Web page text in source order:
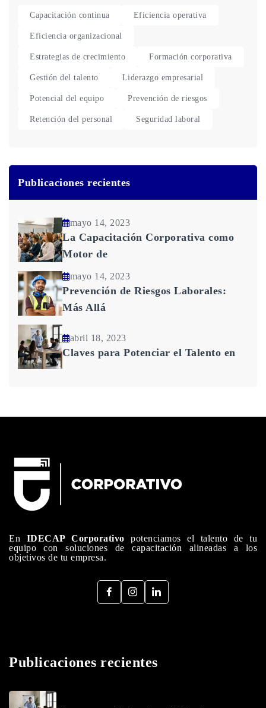
Capacitación continua Eficiencia operativa
Eficiencia organizacional
Estrategias de crecimiento Formación corporativa
Gestión del talento Liderazgo empresarial
Potencial del equipo Prevención de riesgos
Retención del personal Seguridad laboral
Publicaciones recientes
mayo 14, 2023
La Capacitación Corporativa como
Motor de
mayo 14, 2023
Prevención de Riesgos Laborales:
Más Allá
abril 18, 2023
Claves para Potenciar el Talento en
En IDECAP Corporativo potenciamos el talento de tu
equipo con soluciones de capacitación alineadas a los
objetivos de tu empresa.
Publicaciones recientes